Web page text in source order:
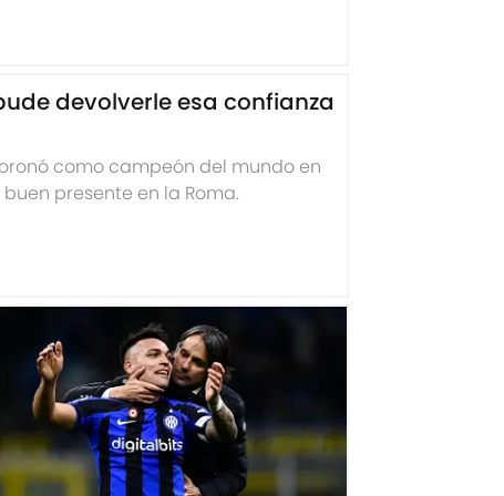
devolverle esa confianza
como campeón del mundo en
presente en la Roma.